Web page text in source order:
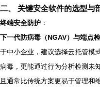
二、 关键安全软件的选型与
终端安全防护 ：
下一代防病毒（NGAV）与端点
于中小企业，建议选择云托管模
病毒，更能通过行为分析检测未
且通常比传统方案更易于管理和